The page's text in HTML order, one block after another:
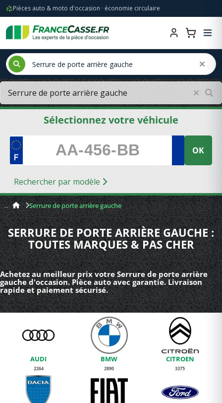
Pièces auto & moto d'occasion · économie circulaire
Sélectionnez votre véhicule
OK
Rechercher par modèle
Serrure de porte arrière gauche
SERRURE DE PORTE ARRIÈRE GAUCHE :
TOUTES MARQUES & PAS CHER
Achetez au meilleur prix votre Serrure de porte arrière
gauche d'occasion. Pièce auto avec garantie. Livraison
rapide et paiement sécurisé.
AUDI
2264
BMW
2890
CITROEN
3375